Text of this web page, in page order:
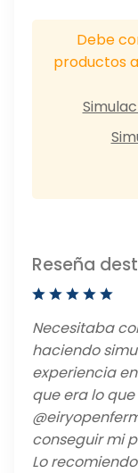
Debe
productos
Reseña
Necesitaba
haciendo
experiencia
que era lo
conseguir mi
Lo recomiendo